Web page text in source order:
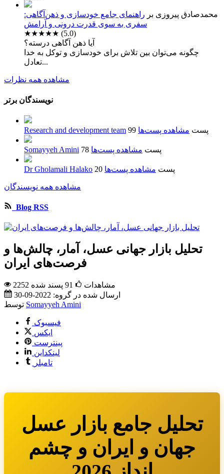
محمدصادق پیروزی بر راهنمای جامع خودسازی و ذهن‌آگاهی:
سفری به سوی قدرت درونی و آرامش
★★★★★ (5.0)
آیا ذهن آگاهی درسته؟
چگونه می‌توان بین تلاش برای خودسازی و توکل به خدا
تعادل...
مشاهده همه نظرات
نویسندگان برتر
Research and development team 99 پست مشاهده پست‌ها
Somayyeh Amini 78 پست مشاهده پست‌ها
Dr Gholamali Halako 20 پست مشاهده پست‌ها
مشاهده همه نویسندگان
Blog RSS
تحلیل بازار جهانی عسل، آمار، چالش‌ها و
فرصت‌های ایران
2252 مشاهدات 91 پسند شده
ارسال شده در گروه: 2022-09-30
توسط Somayyeh Amini
فیسبوک
ایکس
پینترست
لینکداین
تامبلر
تحلیل جامع بازار عسل
جهان و ایران و چشم